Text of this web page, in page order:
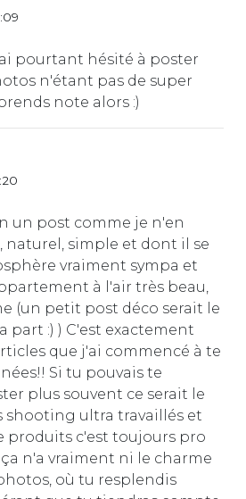
pourtant hésité à poster
n'étant pas de super
note alors :)
un post comme je n'en
naturel, simple et dont il se
vraiment sympa et
à l'air très beau,
(un petit post déco serait le
part :) ) C'est exactement
que j'ai commencé à te
Si tu pouvais te
plus souvent ce serait le
shooting ultra travaillés et
produits c'est toujours pro
n'a vraiment ni le charme
où tu resplendis